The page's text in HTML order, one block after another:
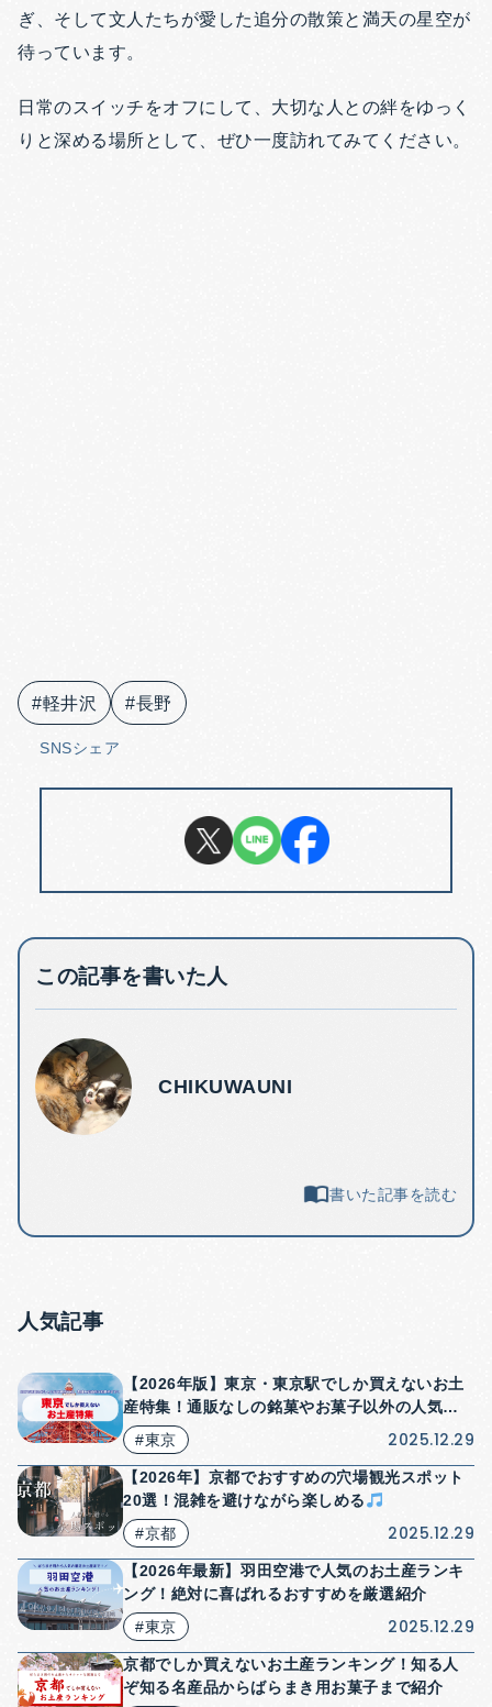
ぎ、そして文人たちが愛した追分の散策と満天の星空が
待っています。
日常のスイッチをオフにして、大切な人との絆をゆっく
りと深める場所として、ぜひ一度訪れてみてください。
#軽井沢 #長野
SNSシェア
この記事を書いた人
CHIKUWAUNI
書いた記事を読む
人気記事
【2026年版】東京・東京駅でしか買えないお土
産特集！通販なしの銘菓やお菓子以外の人気商
品も紹介！
#東京 2025.12.29
【2026年】京都でおすすめの穴場観光スポット
20選！混雑を避けながら楽しめる
#京都
2025.12.29
【2026年最新】羽田空港で人気のお土産ランキ
ング！絶対に喜ばれるおすすめを厳選紹介
#東京
2025.12.29
京都でしか買えないお土産ランキング！知る人
ぞ知る名産品からばらまき用お菓子まで紹介